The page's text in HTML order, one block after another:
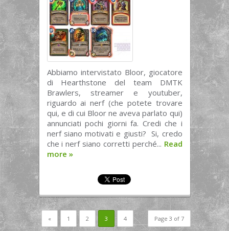
Abbiamo intervistato Bloor, giocatore
di Hearthstone del team DMTK
Brawlers, streamer e youtuber,
riguardo ai nerf (che potete trovare
qui, e di cui Bloor ne aveva parlato qui)
annunciati pochi giorni fa. Credi che i
nerf siano motivati e giusti? Si, credo
che i nerf siano corretti perché... Read
more »
Page 3 of 7
« 1 2 3 4